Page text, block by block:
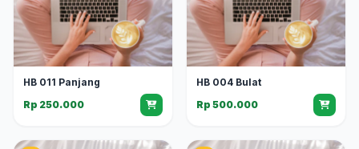
HB 011 Panjang
Rp 250.000
HB 004 Bulat
Rp 500.000